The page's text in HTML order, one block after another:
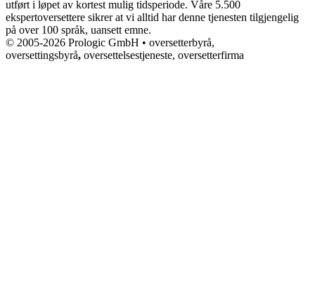
utført i løpet av kortest mulig tidsperiode. Våre 5.500
ekspertoversettere sikrer at vi alltid har denne tjenesten tilgjengelig
på over 100 språk, uansett emne.
© 2005-2026 Prologic GmbH • oversetterbyrå,
oversettingsbyrå, oversettelsestjeneste, oversetterfirma